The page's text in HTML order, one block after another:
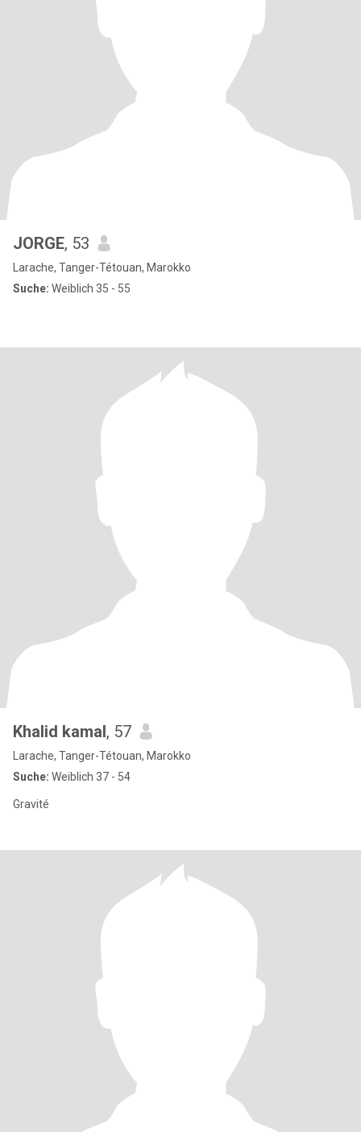
JORGE, 53
Larache, Tanger-Tétouan, Marokko
Suche: Weiblich 35 - 55
Khalid kamal, 57
Larache, Tanger-Tétouan, Marokko
Suche: Weiblich 37 - 54
Gravité